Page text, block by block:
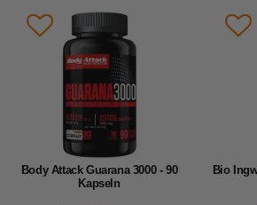
Body Attack Guarana 3000 - 90
Kapseln
Bio